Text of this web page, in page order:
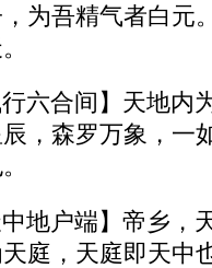
为吾精气者白元
行六合间】天地内
，森罗万象，一
中地户端】帝乡，
庭，天庭即天中